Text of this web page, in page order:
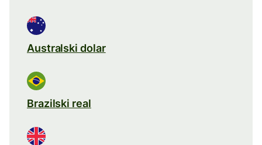
Australski dolar
Brazilski real